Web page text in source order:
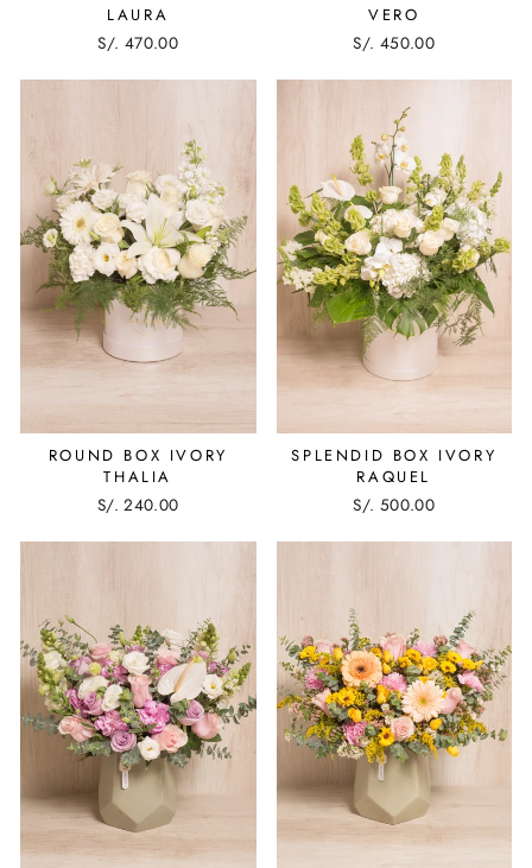
LAURA
S/. 470.00
VERO
S/. 450.00
ROUND BOX IVORY
THALIA
S/. 240.00
SPLENDID BOX IVORY
RAQUEL
S/. 500.00